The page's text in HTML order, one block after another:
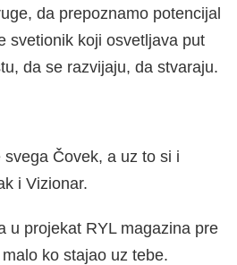
da prepoznamo potencijal
svetionik koji osvetljava put
da se razvijaju, da stvaraju.
Čovek, a uz to si i
i Vizionar.
u projekat RYL magazina pre
ko stajao uz tebe.